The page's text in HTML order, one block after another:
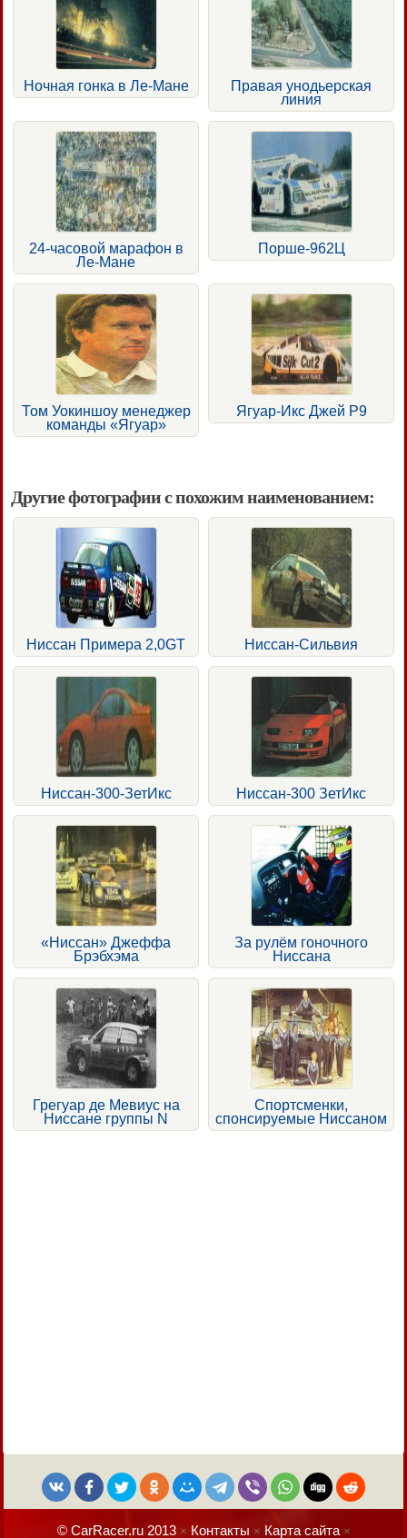
Ночная гонка в Ле-Мане
Правая унодьерская
линия
24-часовой марафон в
Ле-Мане
Порше-962Ц
Том Уокиншоу менеджер
команды «Ягуар»
Ягуар-Икс Джей Р9
Другие фотографии с похожим наименованием:
Ниссан Примера 2,0GT Ниссан-Сильвия
Ниссан-300-ЗетИкс Ниссан-300 ЗетИкс
«Ниссан» Джеффа
Брэбхэма
За рулём гоночного
Ниссана
Грегуар де Мевиус на
Ниссане группы N
Спортсменки,
спонсируемые Ниссаном
© CarRacer.ru 2013× Контакты × Карта сайта×